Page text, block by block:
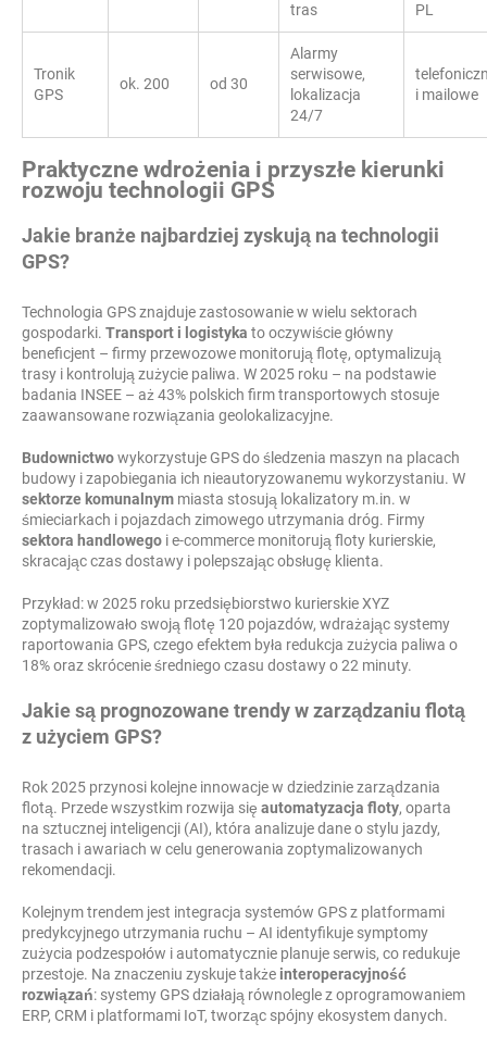
tras
PL
Tronik
GPS
ok. 200 od 30
Alarmy
serwisowe,
lokalizacja
24/7
i mailowe
Praktyczne wdrożenia i przyszłe kierunki
rozwoju technologii GPS
Jakie branże najbardziej zyskują na technologii
GPS?
Technologia GPS znajduje zastosowanie w wielu sektorach
gospodarki. Transport i logistyka to oczywiście główny
beneficjent – firmy przewozowe monitorują flotę, optymalizują
trasy i kontrolują zużycie paliwa. W 2025 roku – na podstawie
badania INSEE – aż 43% polskich firm transportowych stosuje
zaawansowane rozwiązania geolokalizacyjne.
Budownictwowykorzystuje GPS do śledzenia maszyn na placach
budowy i zapobiegania ich nieautoryzowanemu wykorzystaniu. W
sektorze komunalnym miasta stosują lokalizatory m.in. w
śmieciarkach i pojazdach zimowego utrzymania dróg. Firmy
sektora handlowego i e-commerce monitorują floty kurierskie,
skracając czas dostawy i polepszając obsługę klienta.
Przykład: w 2025 roku przedsiębiorstwo kurierskie XYZ
zoptymalizowało swoją flotę 120 pojazdów, wdrażając systemy
raportowania GPS, czego efektem była redukcja zużycia paliwa o
18% oraz skrócenie średniego czasu dostawy o 22 minuty.
Jakie są prognozowane trendy w zarządzaniu flotą
z użyciem GPS?
Rok 2025 przynosi kolejne innowacje w dziedzinie zarządzania
flotą. Przede wszystkim rozwija się automatyzacja floty, oparta
na sztucznej inteligencji (AI), która analizuje dane o stylu jazdy,
trasach i awariach w celu generowania zoptymalizowanych
rekomendacji.
Kolejnym trendem jest integracja systemów GPS z platformami
predykcyjnego utrzymania ruchu – AI identyfikuje symptomy
zużycia podzespołów i automatycznie planuje serwis, co redukuje
przestoje. Na znaczeniu zyskuje także interoperacyjność
rozwiązań: systemy GPS działają równolegle z oprogramowaniem
ERP, CRM i platformami IoT, tworząc spójny ekosystem danych.